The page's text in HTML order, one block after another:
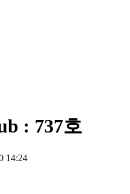
: 737호
14:24